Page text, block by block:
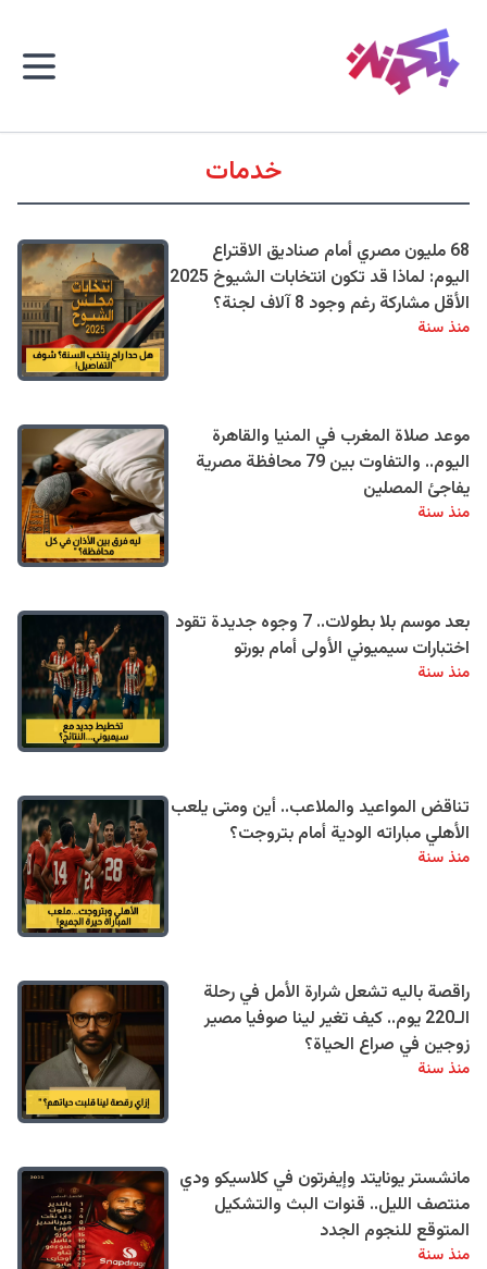
خدمات
68 مليون مصري أمام صناديق الاقتراع
اليوم: لماذا قد تكون انتخابات الشيوخ 2025
الأقل مشاركة رغم وجود 8 آلاف لجنة؟
منذ سنة
موعد صلاة المغرب في المنيا والقاهرة
اليوم.. والتفاوت بين 79 محافظة مصرية
يفاجئ المصلين
منذ سنة
بعد موسم بلا بطولات.. 7 وجوه جديدة تقود
اختبارات سيميوني الأولى أمام بورتو
منذ سنة
تناقض المواعيد والملاعب.. أين ومتى يلعب
الأهلي مباراته الودية أمام بتروجت؟
منذ سنة
راقصة باليه تشعل شرارة الأمل في رحلة
الـ220 يوم.. كيف تغير لينا صوفيا مصير
زوجين في صراع الحياة؟
منذ سنة
مانشستر يونايتد وإيفرتون في كلاسيكو ودي
منتصف الليل.. قنوات البث والتشكيل
المتوقع للنجوم الجدد
منذ سنة